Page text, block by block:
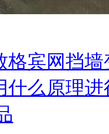
格宾网挡
什么原理